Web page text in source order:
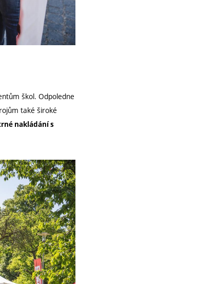
škol. Odpoledne
také široké
nakládání s